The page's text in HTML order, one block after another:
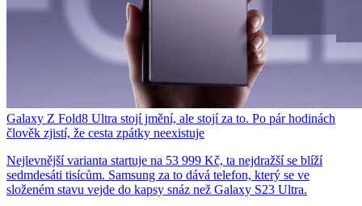
Galaxy Z Fold8 Ultra stojí jmění, ale stojí za to. Po pár hodinách
člověk zjistí, že cesta zpátky neexistuje
Nejlevnější varianta startuje na 53 999 Kč, ta nejdražší se blíží
sedmdesáti tisícům. Samsung za to dává telefon, který se ve
složeném stavu vejde do kapsy snáz než Galaxy S23 Ultra.